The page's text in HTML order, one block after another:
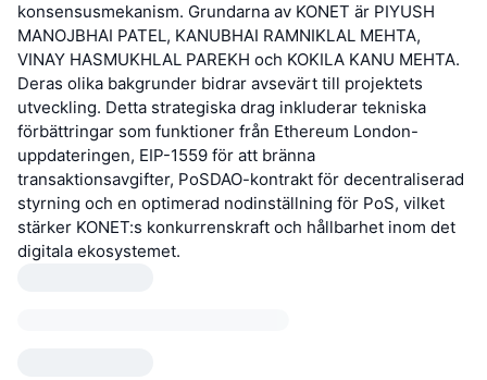
konsensusmekanism. Grundarna av KONET är PIYUSH
MANOJBHAI PATEL, KANUBHAI RAMNIKLAL MEHTA,
VINAY HASMUKHLAL PAREKH och KOKILA KANU MEHTA.
Deras olika bakgrunder bidrar avsevärt till projektets
utveckling. Detta strategiska drag inkluderar tekniska
förbättringar som funktioner från Ethereum London-
uppdateringen, EIP-1559 för att bränna
transaktionsavgifter, PoSDAO-kontrakt för decentraliserad
styrning och en optimerad nodinställning för PoS, vilket
stärker KONET:s konkurrenskraft och hållbarhet inom det
digitala ekosystemet.